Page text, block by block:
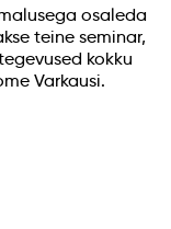
osaleda
teine seminar,
kokku
Varkausi.